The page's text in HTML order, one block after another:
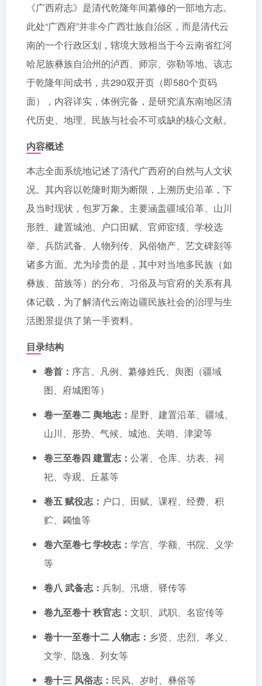
《广西府志》是清代乾隆年间纂修的一部地方志。
此处“广西府”并非今广西壮族自治区，而是清代云
南的一个行政区划，辖境大致相当于今云南省红河
哈尼族彝族自治州的泸西、师宗、弥勒等地。该志
于乾隆年间成书，共290双开页（即580个页码
面），内容详实，体例完备，是研究滇东南地区清
代历史、地理、民族与社会不可或缺的核心文献。
内容概述
本志全面系统地记述了清代广西府的自然与人文状
况。其内容以乾隆时期为断限，上溯历史沿革，下
及当时现状，包罗万象。主要涵盖疆域沿革、山川
形胜、建置城池、户口田赋、官师宦绩、学校选
举、兵防武备、人物列传、风俗物产、艺文碑刻等
诸多方面。尤为珍贵的是，其中对当地多民族（如
彝族、苗族等）的分布、习俗及与官府的关系有具
体记载，为了解清代云南边疆民族社会的治理与生
活图景提供了第一手资料。
目录结构
卷首： 序言、凡例、纂修姓氏、舆图（疆域
图、府城图等）
卷一至卷二 舆地志： 星野、建置沿革、疆域、
山川、形势、气候、城池、关哨、津梁等
卷三至卷四 建置志： 公署、仓库、坊表、祠
祀、寺观、丘墓等
卷五 赋役志： 户口、田赋、课程、经费、积
贮、蠲恤等
卷六至卷七 学校志： 学宫、学额、书院、义学
等
卷八 武备志： 兵制、汛塘、驿传等
卷九至卷十 秩官志： 文职、武职、名宦传等
卷十一至卷十二 人物志： 乡贤、忠烈、孝义、
文学、隐逸、列女等
卷十三 风俗志： 民风、岁时、彝俗等